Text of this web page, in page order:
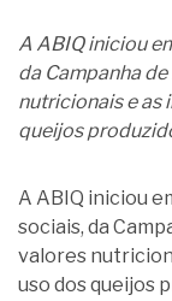
A ABIQ iniciou
da Campanha
nutricionais e as
queijos
A ABIQ iniciou
sociais, da
valores
uso dos queijos